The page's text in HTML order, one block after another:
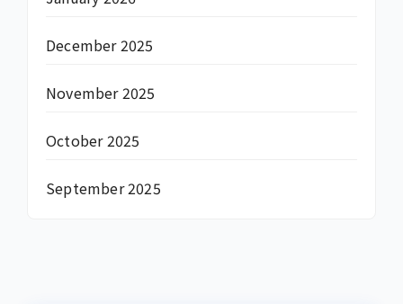
December 2025
November 2025
October 2025
September 2025